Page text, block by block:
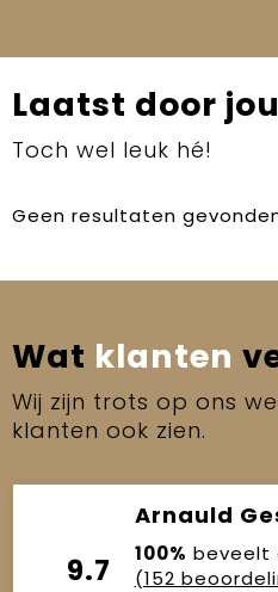
Laatst door
Toch wel leuk hé!
Geen resultaten
Wat klanten
Wij zijn trots op ons
klanten ook zien.
9.7
Arnauld
100% beveelt
(152